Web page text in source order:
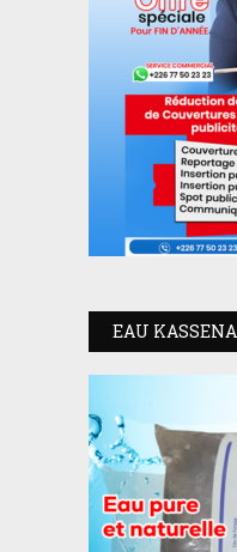
EAU KASSENA